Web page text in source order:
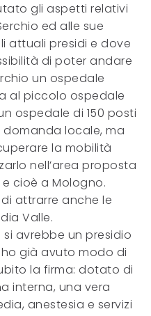
gli aspetti relativi
ed alle sue
attuali presidi e dove
di poter andare
un ospedale
al piccolo ospedale
ospedale di 150 posti
locale, ma
la mobilità
nell’area proposta
cioè a Mologno.
attrarre anche le
Valle.
avrebbe un presidio
già avuto modo di
la firma: dotato di
interna, una vera
anestesia e servizi